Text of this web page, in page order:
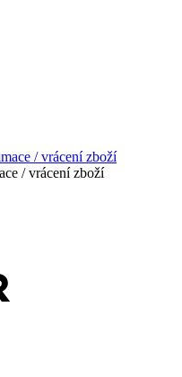
/ vrácení zboží
/ vrácení zboží